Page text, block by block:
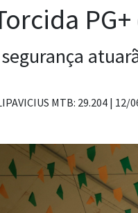
segurança
MTB: 29.204 | 12/